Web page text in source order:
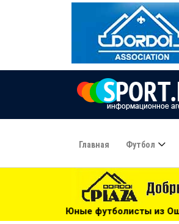
Главная Футбол
из Оша под руководством